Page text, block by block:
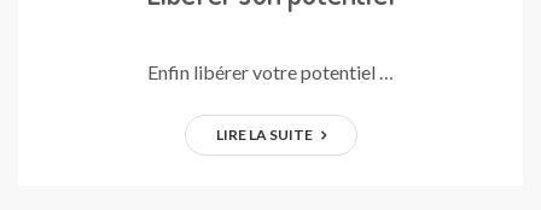
Enfin libérer votre potentiel …
LIRE LA SUITE